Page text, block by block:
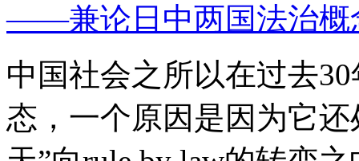
——兼论日中两国法治概
中国社会之所以在过去
态，一个原因是因为它